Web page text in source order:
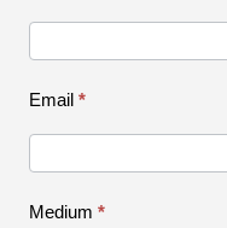
Damen
Strullendorf
Email *
Medium *